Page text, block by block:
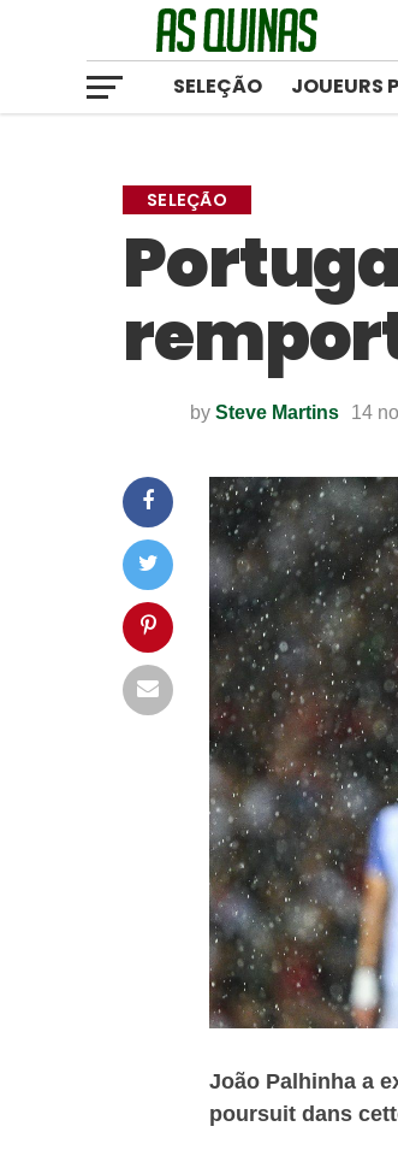
SELEÇÃO JOUEURS
SELEÇÃO
by Steve Martins 14
João Palhinha a
poursuit dans